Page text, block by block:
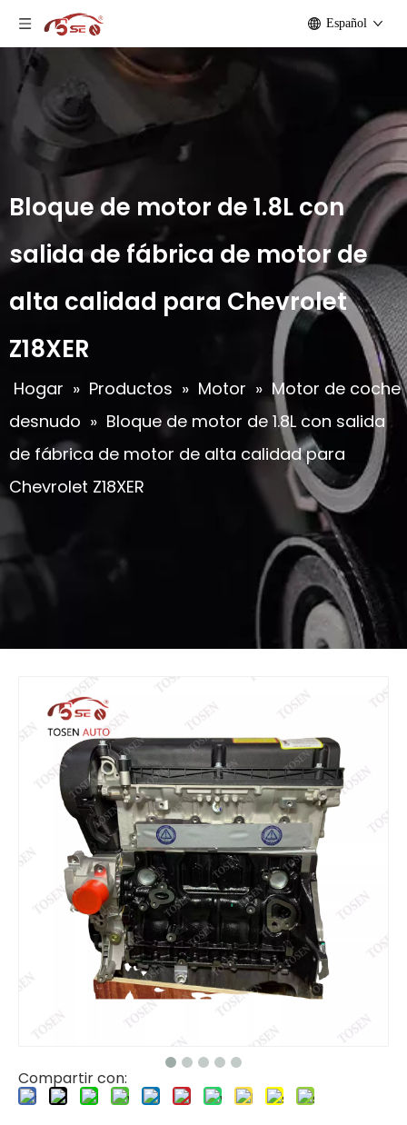
Español
Bloque de motor de 1.8L con
salida de fábrica de motor de
alta calidad para Chevrolet
Z18XER
Hogar » Productos » Motor » Motor de coche
desnudo » Bloque de motor de 1.8L con salida
de fábrica de motor de alta calidad para
Chevrolet Z18XER
Compartir con: